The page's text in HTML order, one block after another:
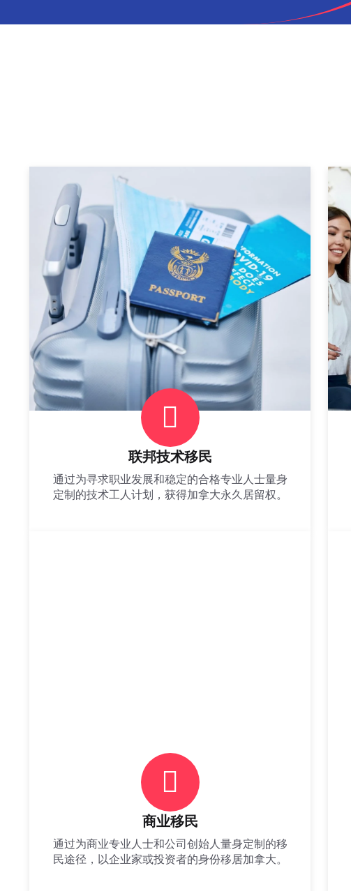
联邦技术移民
通过为寻求职业发展和稳定的合格专业人士量身
定制的技术工人计划，获得加拿大永久居留权。
商业移民
通过为商业专业人士和公司创始人量身定制的移
民途径，以企业家或投资者的身份移居加拿大。